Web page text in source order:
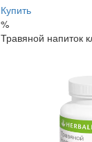
Купить
%
Травяной напиток